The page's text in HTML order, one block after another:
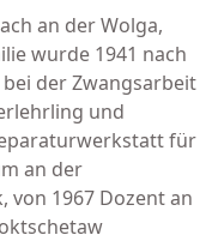
an der Wolga,
wurde 1941 nach
der Zwangsarbeit
und
für
an der
von 1967 Dozent an